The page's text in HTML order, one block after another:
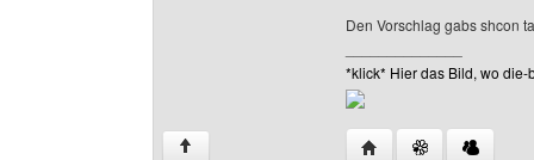
Den Vorschlag gabs shcon
*klick* Hier das Bild, wo
↑ Website dieses